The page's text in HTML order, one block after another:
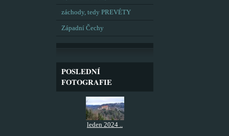
záchody, tedy PREVÉTY
Západní Čechy
POSLEDNÍ
FOTOGRAFIE
leden 2024 ..